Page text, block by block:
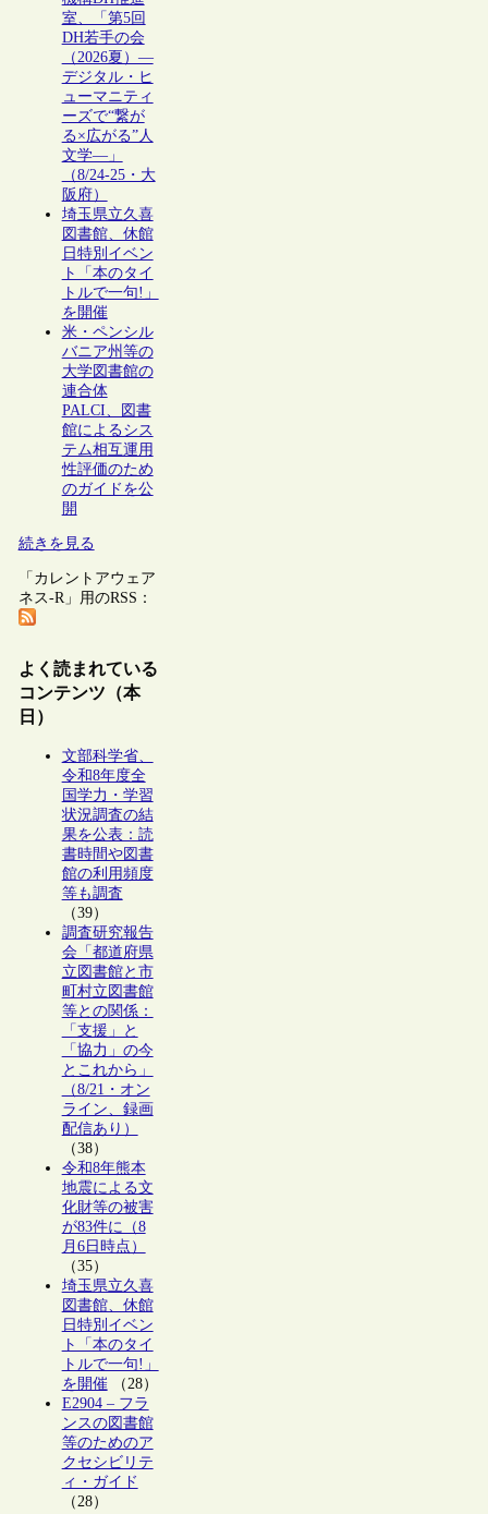
室、「第5回
DH若手の会
（2026夏）―
デジタル・ヒ
ューマニティ
ーズで“繋が
る×広がる”人
文学―」
（8/24-25・大
阪府）
埼玉県立久喜
図書館、休館
日特別イベン
ト「本のタイ
トルで一句!」
を開催
米・ペンシル
バニア州等の
大学図書館の
連合体
PALCI、図書
館によるシス
テム相互運用
性評価のため
のガイドを公
開
続きを見る
「カレントアウェア
ネス-R」用のRSS：
よく読まれている
コンテンツ（本
日）
文部科学省、
令和8年度全
国学力・学習
状況調査の結
果を公表：読
書時間や図書
館の利用頻度
等も調査
（39）
調査研究報告
会「都道府県
立図書館と市
町村立図書館
等との関係：
「支援」と
「協力」の今
とこれから」
（8/21・オン
ライン、録画
配信あり）
（38）
令和8年熊本
地震による文
化財等の被害
が83件に（8
月6日時点）
（35）
埼玉県立久喜
図書館、休館
日特別イベン
ト「本のタイ
トルで一句!」
を開催（28）
E2904 – フラ
ンスの図書館
等のためのア
クセシビリテ
ィ・ガイド
（28）